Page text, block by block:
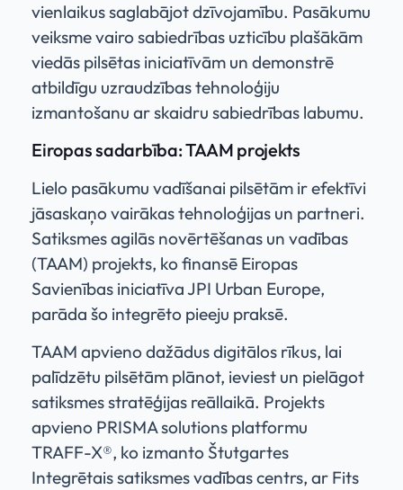
vienlaikus saglabājot dzīvojamību. Pasākumu
veiksme vairo sabiedrības uzticību plašākām
viedās pilsētas iniciatīvām un demonstrē
atbildīgu uzraudzības tehnoloģiju
izmantošanu ar skaidru sabiedrības labumu.
Eiropas sadarbība: TAAM projekts
Lielo pasākumu vadīšanai pilsētām ir efektīvi
jāsaskaņo vairākas tehnoloģijas un partneri.
Satiksmes agilās novērtēšanas un vadības
(TAAM) projekts, ko finansē Eiropas
Savienības iniciatīva JPI Urban Europe,
parāda šo integrēto pieeju praksē.
TAAM apvieno dažādus digitālos rīkus, lai
palīdzētu pilsētām plānot, ieviest un pielāgot
satiksmes stratēģijas reāllaikā. Projekts
apvieno PRISMA solutions platformu
TRAFF-X®, ko izmanto Štutgartes
Integrētais satiksmes vadības centrs, ar Fits